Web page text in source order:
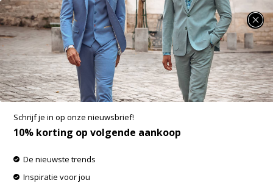
SUMMER SALE: 25% t/m 50% korting op heel veel zomerse items!
Korte Broeken
-60% op de gehele OUTLET!
Filters Sorteren op:
Schrijf je in op onze nieuwsbrief!
10% korting op volgende aankoop
De nieuwste trends
Inspiratie voor jou